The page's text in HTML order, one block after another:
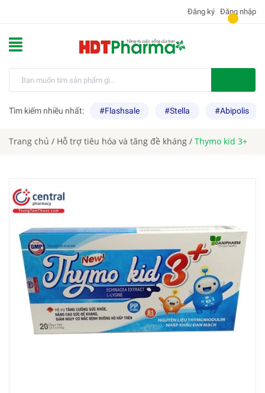
Đăng ký Đăng nhập
Tìm kiếm nhiều nhất: #Flashsale #Stella #Abipolis
Trang chủ / Hỗ trợ tiêu hóa và tăng đề kháng / Thymo kid 3+